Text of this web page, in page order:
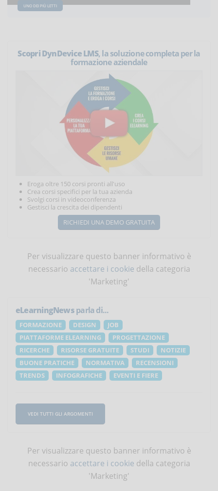
UNO DEI PIÙ LETTI
Scopri DynDevice LMS, la soluzione completa per la
formazione aziendale
Eroga oltre 150 corsi pronti all'uso
Crea corsi specifici per la tua azienda
Svolgi corsi in videoconferenza
Gestisci la crescita dei dipendenti
RICHIEDI UNA DEMO GRATUITA
Per visualizzare questo banner informativo è
necessario accettare i cookie della categoria
'Marketing'
eLearningNewsparla di...
FORMAZIONE DESIGN
JOB
PIATTAFORME ELEARNING
PROGETTAZIONE
RICERCHE
RISORSE GRATUITE STUDI
NOTIZIE
BUONE PRATICHE
NORMATIVA
RECENSIONI
TRENDS
INFOGRAFICHE EVENTI E FIERE
VEDI TUTTI GLI ARGOMENTI
Per visualizzare questo banner informativo è
necessario accettare i cookie della categoria
'Marketing'